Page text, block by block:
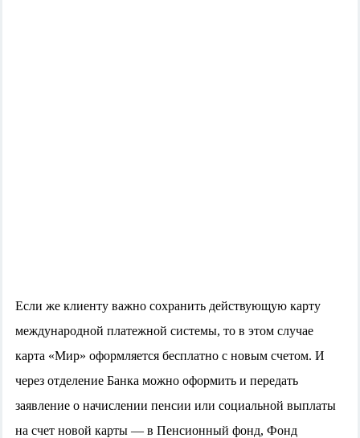
Если же клиенту важно сохранить действующую карту
международной платежной системы, то в этом случае
карта «Мир» оформляется бесплатно с новым счетом. И
через отделение Банка можно оформить и передать
заявление о начислении пенсии или социальной выплаты
на счет новой карты — в Пенсионный фонд, Фонд